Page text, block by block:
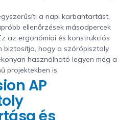
a napi karbantartást,
ellenőrzések másodpercek
az ergonómiai és konstrukciós
biztosítja, hogy a szórópisztoly
használható legyen még a
projektekben is.
AP
és